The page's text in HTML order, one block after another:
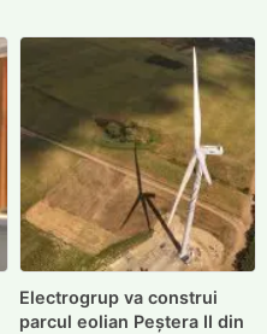
Electrogrup va construi
parcul eolian Peștera II din